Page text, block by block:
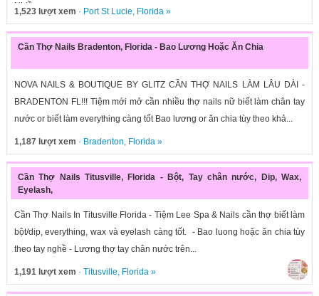
Nhiều...
1,523 lượt xem · Port St Lucie, Florida»
Cần Thợ Nails Bradenton, Florida - Bao Lương Hoặc Ăn Chia
NOVA NAILS & BOUTIQUE BY GLITZ CẦN THỢ NAILS LÀM LÂU DÀI -
BRADENTON FL!!! Tiệm mới mở cần nhiều thợ nails nữ biết làm chân tay
nước or biết làm everything càng tốt Bao lương or ăn chia tùy theo khả...
1,187 lượt xem · Bradenton, Florida»
Cần Thợ Nails Titusville, Florida - Bột, Tay chân nước, Dip, Wax,
Eyelash,
Cần Thợ Nails In Titusville Florida - Tiệm Lee Spa & Nails cần thợ biết làm
bột/dip, everything, wax và eyelash càng tốt. - Bao luong hoặc ăn chia tùy
theo tay nghề - Lương thợ tay chân nước trên...
1,191 lượt xem · Titusville, Florida»